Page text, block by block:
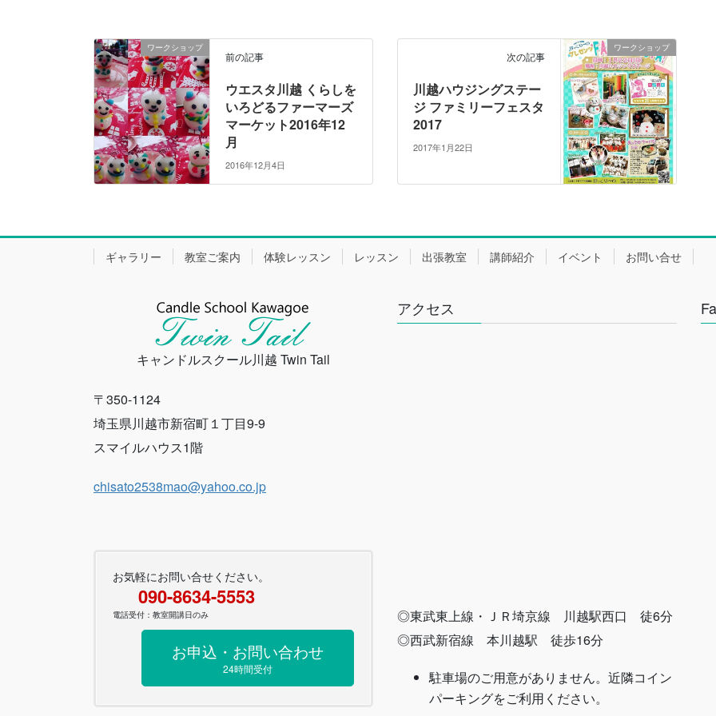
ワークショップ
前の記事
ウエスタ川越 くらしを
いろどるファーマーズ
マーケット2016年12
月
2016年12月4日
ワークショップ
次の記事
川越ハウジングステー
ジ ファミリーフェスタ
2017
2017年1月22日
ギャラリー 教室ご案内 体験レッスン レッスン 出張教室 講師紹介 イベント お問い合せ
キャンドルスクール川越 Twin Tail
〒350-1124
埼玉県川越市新宿町１丁目9-9
スマイルハウス1階
chisato2538mao@yahoo.co.jp
お気軽にお問い合せください。
090-8634-5553
電話受付：教室開講日のみ
お申込・お問い合わせ
24時間受付
アクセス
◎東武東上線・ＪＲ埼京線 川越駅西口 徒6分
◎西武新宿線 本川越駅 徒歩16分
駐車場のご用意がありません。近隣コイン
パーキングをご利用ください。